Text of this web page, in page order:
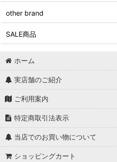
other brand
SALE商品
ホーム
実店舗のご紹介
ご利用案内
特定商取引法表示
当店でのお買い物について
ショッピングカート